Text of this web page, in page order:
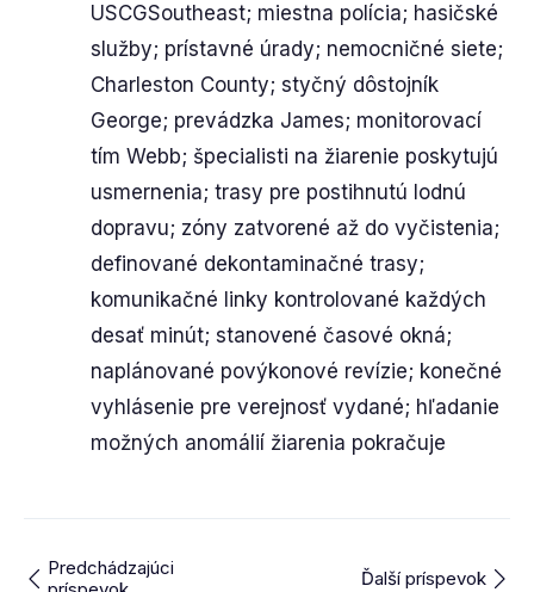
USCGSoutheast; miestna polícia; hasičské
služby; prístavné úrady; nemocničné siete;
Charleston County; styčný dôstojník
George; prevádzka James; monitorovací
tím Webb; špecialisti na žiarenie poskytujú
usmernenia; trasy pre postihnutú lodnú
dopravu; zóny zatvorené až do vyčistenia;
definované dekontaminačné trasy;
komunikačné linky kontrolované každých
desať minút; stanovené časové okná;
naplánované povýkonové revízie; konečné
vyhlásenie pre verejnosť vydané; hľadanie
možných anomálií žiarenia pokračuje
Predchádzajúci
Ďalší príspevok